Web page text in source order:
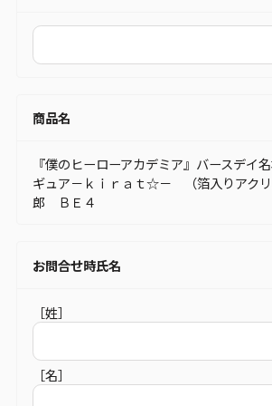
商品名
『僕のヒーローアカデミア』バースデイ
ギュア－ｋｉｒａｔ☆－ （箔入りアク
郎 ＢＥ４
お問合せ時氏名
［姓］
［名］